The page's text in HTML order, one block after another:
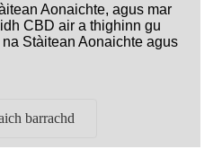
Aonaichte, agus mar
CBD air a thighinn gu
Stàitean Aonaichte agus
barrachd